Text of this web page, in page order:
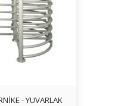
- YUVARLAK